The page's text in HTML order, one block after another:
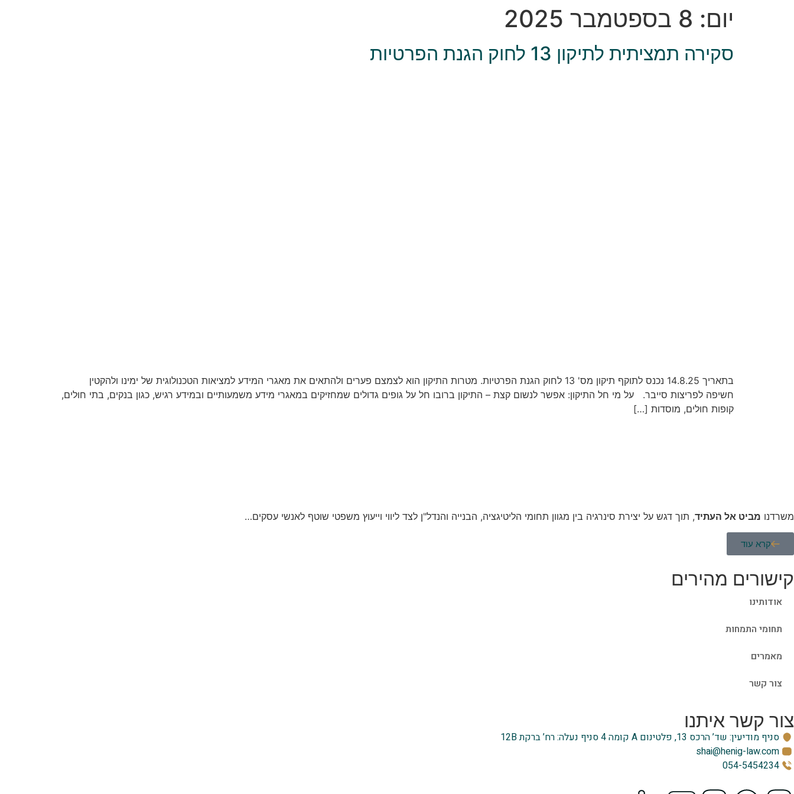
יום: 8 בספטמבר 2025
סקירה תמציתית לתיקון 13 לחוק הגנת הפרטיות
בתאריך 14.8.25 נכנס לתוקף תיקון מס' 13 לחוק הגנת הפרטיות. מטרות התיקון הוא לצמצם פערים ולהתאים את מאגרי המידע למציאות הטכנולוגית של ימינו ולהקטין
חשיפה לפריצות סייבר. על מי חל התיקון: אפשר לנשום קצת – התיקון ברובו חל על גופים גדולים שמחזיקים במאגרי מידע משמעותיים ובמידע רגיש, כגון בנקים, בתי חולים,
קופות חולים, מוסדות […]
משרדנו מביט אל העתיד, תוך דגש על יצירת סינרגיה בין מגוון תחומי הליטיגציה, הבנייה והנדל"ן לצד ליווי וייעוץ משפטי שוטף לאנשי עסקים…
קרא עוד
קישורים מהירים
אודותינו
תחומי התמחות
מאמרים
צור קשר
צור קשר איתנו
סניף מודיעין: שד’ הרכס 13, פלטינום A קומה 4 סניף נעלה: רח’ ברקת 12B
shai@henig-law.com
054-5454234